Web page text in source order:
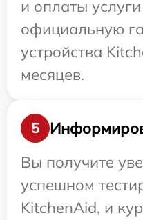
и оплаты
официальную
устройства
месяцев.
5
Вы получите
успешном
KitchenAid, и